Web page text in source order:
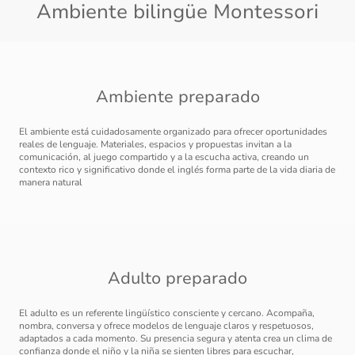
Ambiente bilingüe Montessori
Ambiente preparado
El ambiente está cuidadosamente organizado para ofrecer oportunidades
reales de lenguaje. Materiales, espacios y propuestas invitan a la
comunicación, al juego compartido y a la escucha activa, creando un
contexto rico y significativo donde el inglés forma parte de la vida diaria de
manera natural
Adulto preparado
El adulto es un referente lingüístico consciente y cercano. Acompaña,
nombra, conversa y ofrece modelos de lenguaje claros y respetuosos,
adaptados a cada momento. Su presencia segura y atenta crea un clima de
confianza donde el niño y la niña se sienten libres para escuchar,